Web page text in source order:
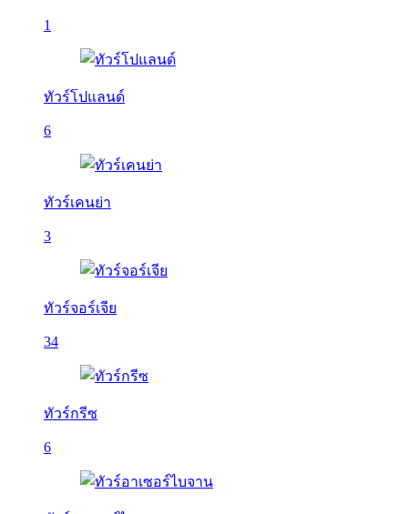
1
ทัวร์โปแลนด์
6
ทัวร์เคนย่า
3
ทัวร์จอร์เจีย
34
ทัวร์กรีซ
6